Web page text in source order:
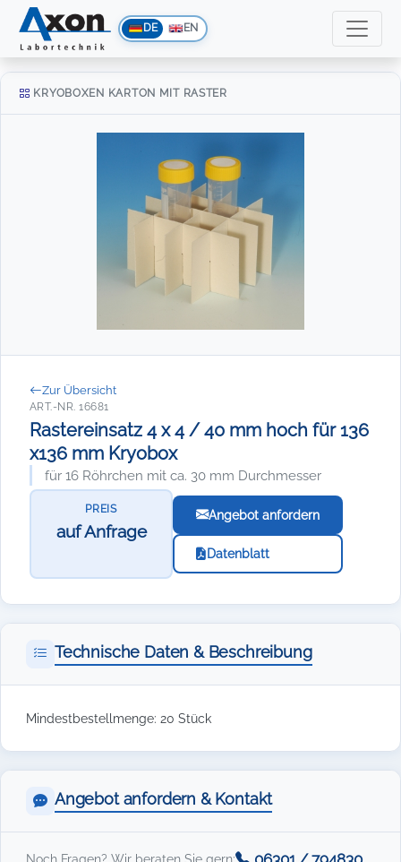
DE EN
KRYOBOXEN KARTON MIT RASTER
Zur Übersicht
ART.-NR. 16681
Rastereinsatz 4 x 4 / 40 mm hoch für 136
x136 mm Kryobox
für 16 Röhrchen mit ca. 30 mm Durchmesser
PREIS
auf Anfrage
Angebot anfordern
Datenblatt
Technische Daten & Beschreibung
Mindestbestellmenge: 20 Stück
Angebot anfordern & Kontakt